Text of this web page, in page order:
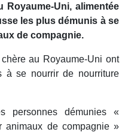
Royaume-Uni, alimentée
les plus démunis à se
de compagnie.
au Royaume-Uni ont
à se nourrir de nourriture
personnes démunies «
animaux de compagnie »